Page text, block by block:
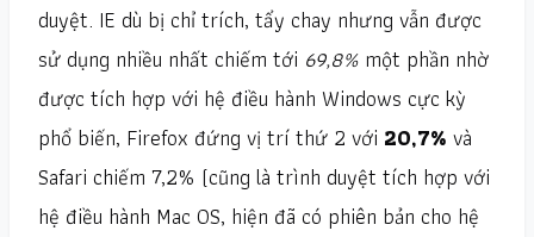
duyệt. IE dù bị chỉ trích, tẩy chay nhưng vẫn được
sử dụng nhiều nhất chiếm tới 69,8% một phần nhờ
được tích hợp với hệ điều hành Windows cực kỳ
phổ biến, Firefox đứng vị trí thứ 2 với 20,7% và
Safari chiếm 7,2% (cũng là trình duyệt tích hợp với
hệ điều hành Mac OS, hiện đã có phiên bản cho hệ